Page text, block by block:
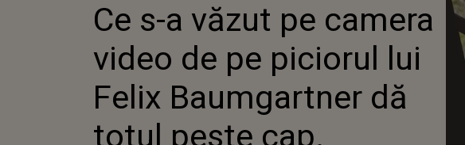
LUI FELIX
BAUMGARTNER DĂ
TOTUL PESTE CAP.
INCREDIBIL CE AU
OBSERVAT ANCHETATORII.
CAZUL SPORTIVULUI IA O
ÎNTORSĂTURĂ ȘOCANTĂ.
CADRELE CARE N-AU
Ce s-a văzut pe camera
video de pe piciorul lui
Felix Baumgartner dă
totul peste cap.